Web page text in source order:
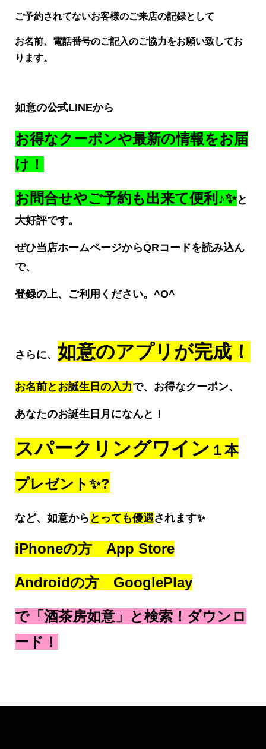
ご予約されてないお客様のご来店の記録として
お名前、電話番号のご記入のご協力をお願い致してお
ります。
如意の公式LINEから
お得なクーポンや最新の情報をお届
け！
お問合せやご予約も出来て便利♪✨と
大好評です。
ぜひ当店ホームページからQRコードを読み込ん
で、
登録の上、ご利用ください。^O^
さらに、 如意のアプリが完成！
お名前とお誕生日の入力で、お得なクーポン、
あなたのお誕生日月になんと！
スパークリングワイン １本
プレゼント✨?
など、 如意から とっても優遇されます✨
iPhoneの方 App Store
Androidの方 GooglePlay
で「酒茶房如意」と検索！ダウンロ
ード！